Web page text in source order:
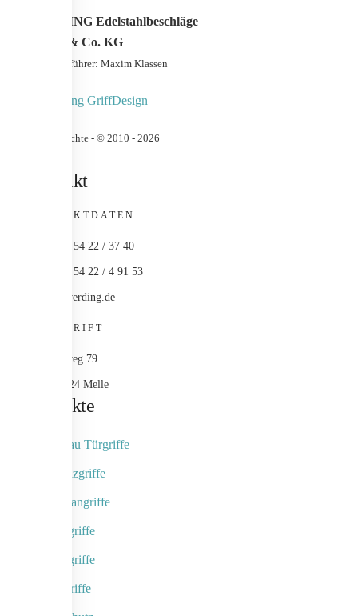
WERDING Edelstahlbeschläge
GmbH & Co. KG
Geschäfstführer: Maxim Klassen
Urheberrechte - © 2010 - 2026
Kontakt
KONTAKTDATEN
+49 (0) 54 22 / 37 40
+49 (0) 54 22 / 4 91 53
info@werding.de
ANSCHRIFT
Maschweg 79
49324 Melle
Produkte
Objektbau Türgriffe
Naturholzgriffe
Fingerscangriffe
Kameragriffe
Schalengriffe
Designgriffe